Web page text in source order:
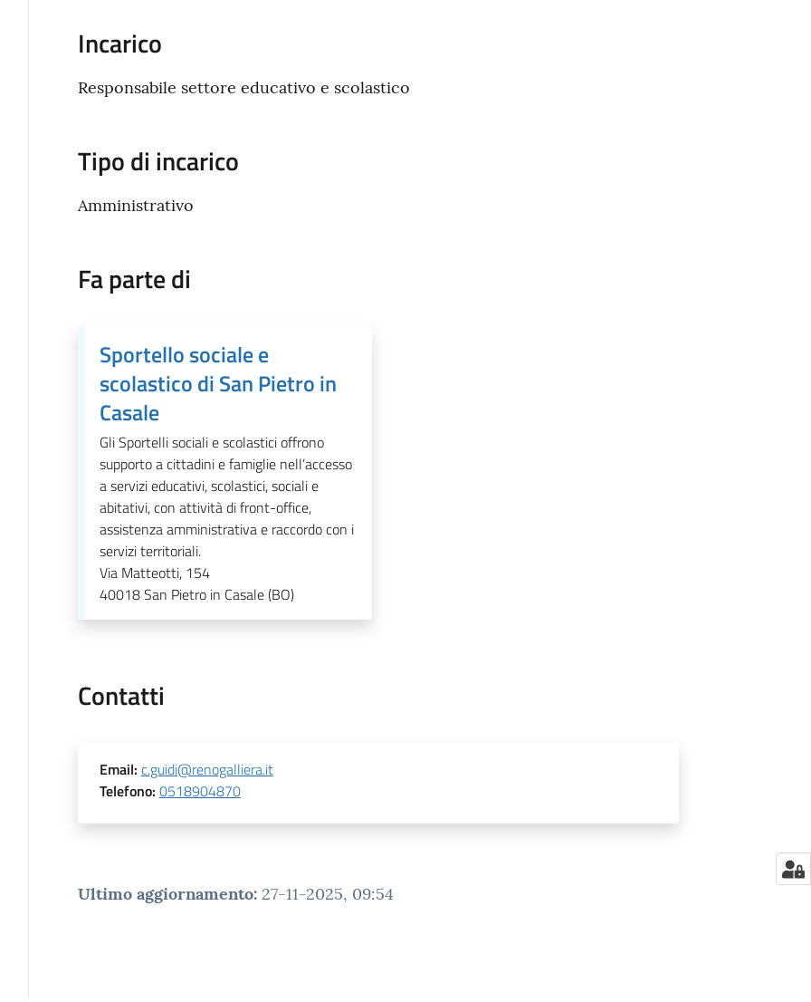
Incarico
Responsabile settore educativo e scolastico
Tipo di incarico
Amministrativo
Fa parte di
Sportello sociale e
scolastico di San Pietro in
Casale
Gli Sportelli sociali e scolastici offrono
supporto a cittadini e famiglie nell’accesso
a servizi educativi, scolastici, sociali e
abitativi, con attività di front-office,
assistenza amministrativa e raccordo con i
servizi territoriali.
Via Matteotti, 154
40018San Pietro in Casale (BO)
Contatti
Email: c.guidi@renogalliera.it
Telefono: 0518904870
Ultimo aggiornamento: 27-11-2025, 09:54